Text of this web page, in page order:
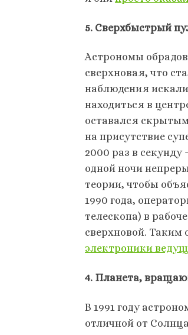
5. Сверхбыстрый
Астрономы
сверхновая, что
наблюдения
находиться в
оставался
на присутствие
2000 раз в
одной ночи
теории, чтобы
1990 года,
телескопа) в
сверхновой. Таким
электроники
4. Планета,
В 1991 году
отличной от